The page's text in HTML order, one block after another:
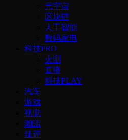
元宇宙
区块链
人工智能
数码家电
科技PRO
火测
直播
科技PLAY
汽车
游戏
视觉
潮流
辣评